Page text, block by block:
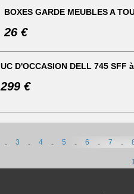
BOXES GARDE MEUBLES A
26 €
UC D'OCCASION DELL 745 SFF
299 €
- 3 - 4 - 5 - 6 - 7 -